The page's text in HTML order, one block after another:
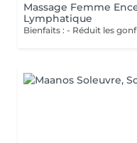
Massage Femme
Lymphatique